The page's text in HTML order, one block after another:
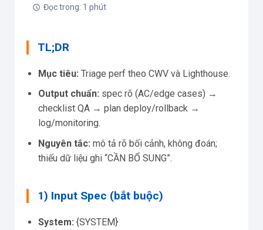
Đọc trong: 1 phút
TL;DR
Mục tiêu: Triage perf theo CWV và Lighthouse.
Output chuẩn: spec rõ (AC/edge cases) →
checklist QA → plan deploy/rollback →
log/monitoring.
Nguyên tắc: mô tả rõ bối cảnh, không đoán;
thiếu dữ liệu ghi “CẦN BỔ SUNG”.
1) Input Spec (bắt buộc)
System: {SYSTEM}